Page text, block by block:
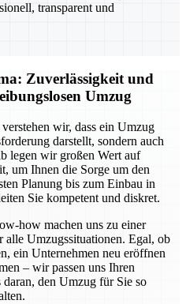
transparent und
Zuverlässigkeit und
Umzug
wir, dass ein Umzug
darstellt, sondern auch
legen wir großen Wert auf
um Ihnen die Sorge um den
Planung bis zum Einbau in
Sie kompetent und diskret.
how machen uns zu einer
alle Umzugssituationen. Egal, ob
ein Unternehmen neu eröffnen
– wir passen uns Ihren
daran, den Umzug für Sie so